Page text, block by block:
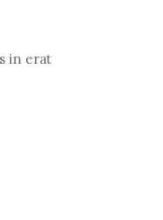
in erat